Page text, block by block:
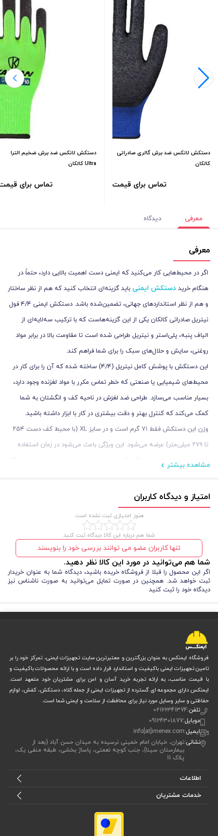
دستکش لاتکس ضد برش گالری صادراتی
کالکان
تماس برای قیمت
دستکش لاتکس ضد برش ضخیم الترا
Ultra کالکان
تماس برای
معرفی دیدگاه
معرفی
اگر در محیط‌هایی کار می‌کنید که ایمنی دست اهمیت بالایی دارد، حتماً در
هنگام خرید دستکش ایمنی باید گزینه‌ای انتخاب کنید که هم از نظر ساختار
و هم از نظر استانداردهای جهانی، تضمین‌شده باشد. دستکش ایمنی 4/4 فول
نیتریل صادراتی کالکان یکی از این گزینه‌هاست که با ترکیب سه‌لایه‌ای از
الیاف پنبه، پلی‌استر و نیتریل طراحی شده است تا مقاومت بالا در برابر مواد
روغنی، سایش و حلال‌های سبک را برای شما فراهم کند.
این دستکش با پوشش کامل نیتریل (4/4) ساخته شده که آن را برای کار در
محیط‌های شیمیایی یا صنعتی که خطر تماس مکرر با مواد لغزنده وجود دارد،
بسیار مناسب می‌سازد. طراحی ضد لغزش در ناحیه کف و انگشتان به شما
کمک می‌کند که کنترل بهتر و دقت بیشتری در کار با ابزار داشته باشید.
وزن این دستکش فقط ۷۱ گرم است و در سایز XL (با محیط کف دست ۲۵۴
تا ۲۷۹ میلی‌متر) عرضه می‌شود. این ویژگی باعث می‌شود در زمان استفاده
خطرات مکانیکی مورد تأیید است.
اگر به دنبال خرید دستکش ایمنی هستید که هم دوام بالا داشته باشد و هم
در محیط‌های چرب یا روغنی عملکردی بی‌نقص ارائه دهد، این مدل انتخابی
دقیق و مطمئن برای شما خواهد بود.
کاربرد دستکش ایمنی 4/4 فول نیتریل صادراتی کالکان
شما می‌توانید از این دستکش ایمنی در بسیاری از صنایع حساس و پرریسک
استفاده کنید. برخی از کاربردهای رایج آن شامل موارد زیر است:
صنایع خودروسازی و باطری‌سازی که تماس مداوم با گریس، روغن و قطعات
فلزی دارند
پالایشگاه‌های پتروشیمی و صنایع نفت و گاز که محافظت شیمیایی و فیزیکی
ضروری است
محیط‌های صنعتی سنگین یا نیمه‌سنگین که به مقاومت بالا در برابر لغزش و
دستکش ایمنی 4/4 فول نیتریل صادراتی کالکان به‌گونه‌ای طراحی شده که در
مشاهده بیشتر
امتیاز و دیدگاه کاربران
هنوز امتیازی ثبت نشده است.
شما هم درباره این کالا دیدگاه ثبت کنید
تنها کاربران عضو می توانند بررسی خود را بنویسند
شما هم می‌توانید در مورد این کالا نظر دهید.
اگر این محصول را قبلا از فروشگاه خریده باشید، دیدگاه شما به عنوان خریدار
ثبت خواهد شد. همچنین در صورت تمایل می‌توانید به صورت ناشناس نیز
دیدگاه خود را ثبت کنید
فروشگاه ایمنکس به عنوان بزرگترین و معتبرترین سایت تجهیزات ایمنی، تمرکز خود را بر
تامین تجهیزات ایمنی باکیفیت و استاندارد قرار داده است و با ارائه محصولات باکیفیت و
با قیمت مناسب، به ارائه تجربه خرید آسان و امن برای مشتریان خود متعهد است.
ایمنکس دارای مجموعه ای گسترده از تجهیزات ایمنی از جمله کلاه، دستکش، کفش، لوازم
حفاظتی و سایر وسایل مورد نیاز برای محافظت از سلامت و ایمنی شما است.
تلفن:02166341374
موبایل:09124301877
ایمیل:info[at]imenex.com
نشانی:تهران، خیابان امام خمینی نرسیده به میدان حسن آباد (بعد از
بیمارستان سینا)، جنب کوچه نعمتی، پاساژ بخشی، طبقه منفی یک،
پلاک 11
اطلاعات
خدمات مشتریان